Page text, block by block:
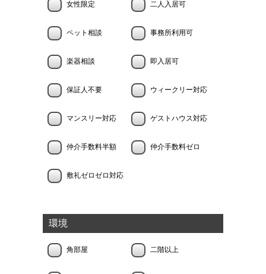
女性限定 二人入居可
ペット相談 事務所利用可
楽器相談 即入居可
保証人不要 ウィークリー対応
マンスリー対応 ゲストハウス対応
仲介手数料半額 仲介手数料ゼロ
敷礼ゼロゼロ対応
環境
角部屋 二階以上